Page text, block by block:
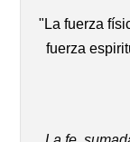
"La fuerza
fuerza